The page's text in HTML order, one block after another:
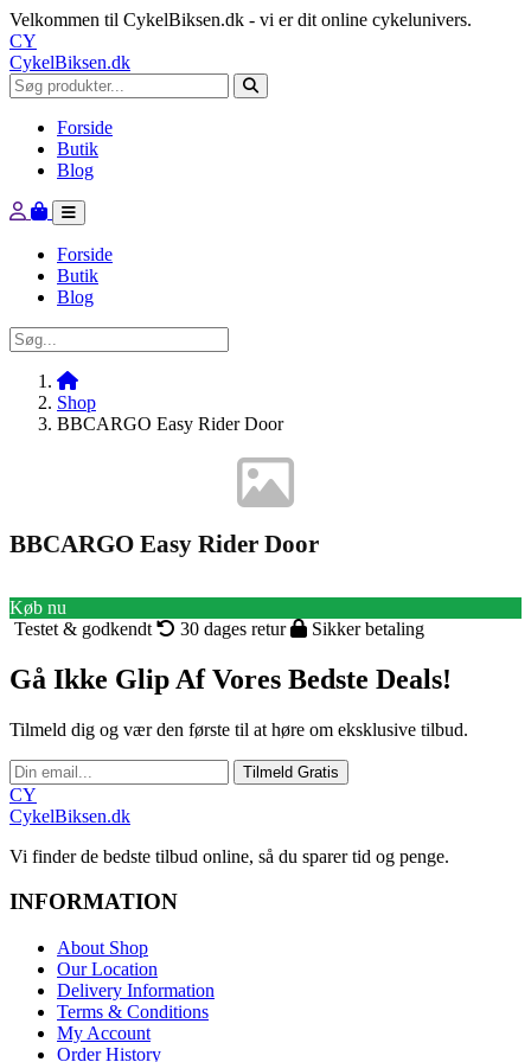
Velkommen til CykelBiksen.dk - vi er dit online cykelunivers.
CY
CykelBiksen.dk
Forside
Butik
Blog
Forside
Butik
Blog
Shop
BBCARGO Easy Rider Door
BBCARGO Easy Rider Door
Køb nu
Testet & godkendt
30 dages retur Sikker betaling
Gå Ikke Glip Af Vores Bedste Deals!
Tilmeld dig og vær den første til at høre om eksklusive tilbud.
Tilmeld Gratis
CY
CykelBiksen.dk
Vi finder de bedste tilbud online, så du sparer tid og penge.
INFORMATION
About Shop
Our Location
Delivery Information
Terms & Conditions
My Account
Order History